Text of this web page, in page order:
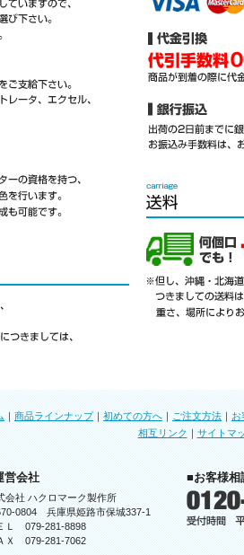
｜ 商品ラインナップ｜ 初めての方へ ｜ ご注文方法 ｜ お
相互リンク ｜ サイトマ
営会社
会社 ハクロマーク製作所
0804 兵庫県姫路市保城337-1
Ｌ 079-281-8898
Ｘ 079-281-7062
■お客様相